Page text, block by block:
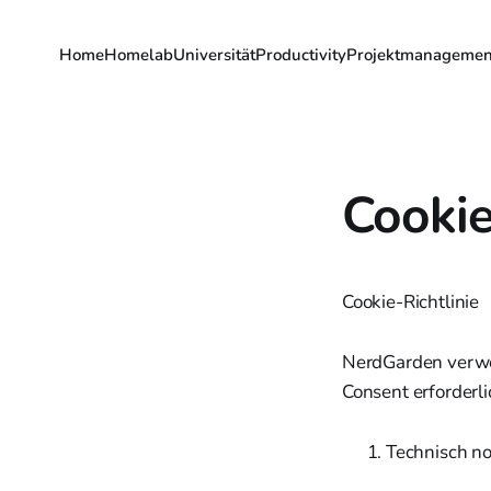
HomeHomelabUniversitätProductivity
Cookie-Richtlinie
NerdGarden
Consent
Technisch